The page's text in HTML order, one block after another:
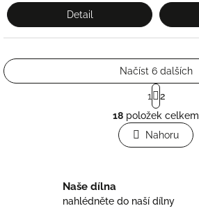
Detail
O
v
l
á
í
Načíst 6 dalších
S
t
r
á
n
k
n
í
1
2
18 položek celkem
Nahoru
Naše dílna
nahlédněte do naší dílny